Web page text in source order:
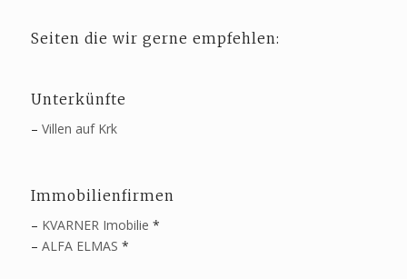
Seiten die wir gerne empfehlen:
Unterkünfte
– Villen auf Krk
Immobilienfirmen
– KVARNER Imobilie *
– ALFA ELMAS *